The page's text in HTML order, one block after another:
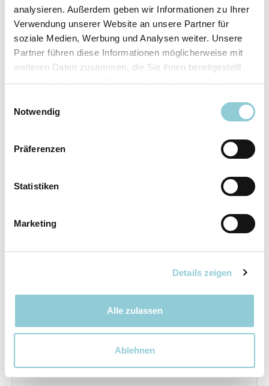
analysieren. Außerdem geben wir Informationen zu Ihrer
Verwendung unserer Website an unsere Partner für
soziale Medien, Werbung und Analysen weiter. Unsere
Partner führen diese Informationen möglicherweise mit
weiteren Daten zusammen, die Sie ihnen bereitgestellt
haben oder die sie im Rahmen Ihrer Nutzung der Dienste
Notwendig
Präferenzen
Statistiken
Marketing
Details zeigen
Alle zulassen
Ablehnen
Ausstattungslinie
N Line
Verfügbar ab
sofort
Fahrzeugkategorie
SUV/​Geländewagen/​
Pickup
110 kW (150 PS)
Ausstattung
Exterieur
Dachreling
Interieur – Komfort
Beheizbares Lenkrad